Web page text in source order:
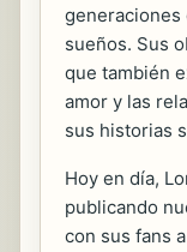
generaciones
sueños. Sus
que también
amor y las
sus historias
Hoy en día,
publicando
con sus fans